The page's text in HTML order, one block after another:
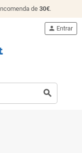
de 30€.
search
person Entrar